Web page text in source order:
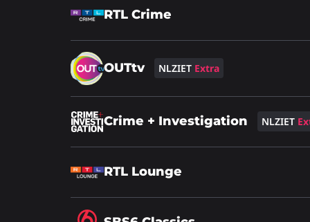
RTL Crime
Lees
meer
over
OUTtv
NLZIET Extra
Lees
meer
over
Crime + Investigation
NLZIET
Lees
meer
over
RTL Lounge
Lees
meer
over
Lees